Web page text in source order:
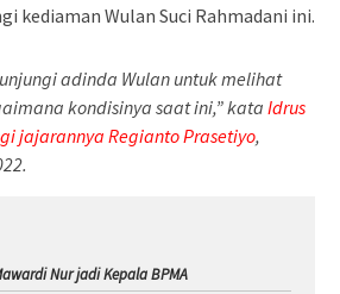
kediaman Wulan Suci Rahmadani ini.
adinda Wulan untuk melihat
kondisinya saat ini,” kata Idrus
jajarannya Regianto Prasetiyo,
Nur jadi Kepala BPMA